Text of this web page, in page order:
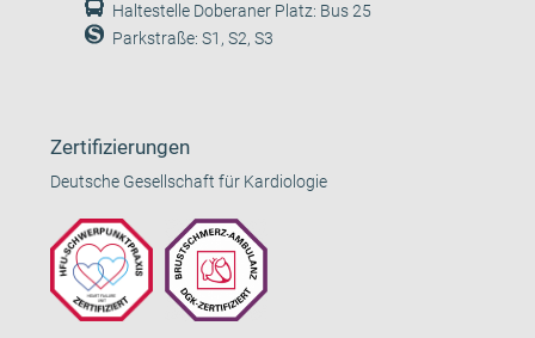
Haltestelle Doberaner Platz: Bus 25
Parkstraße: S1, S2, S3
Zertifizierungen
Deutsche Gesellschaft für Kardiologie